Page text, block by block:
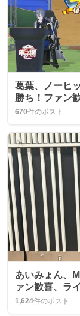
葛葉、ノーヒ
勝ち！ファン
670件のポスト
あいみょん、
ァン歓喜、ラ
1,624件のポスト